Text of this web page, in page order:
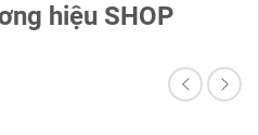
hiệu SHOP